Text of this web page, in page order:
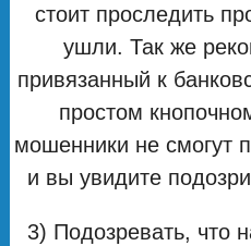
стоит проследить
ушли. Так же
привязанный к
простом
мошенники не смогут
и вы увидите
3) Подозревать, что